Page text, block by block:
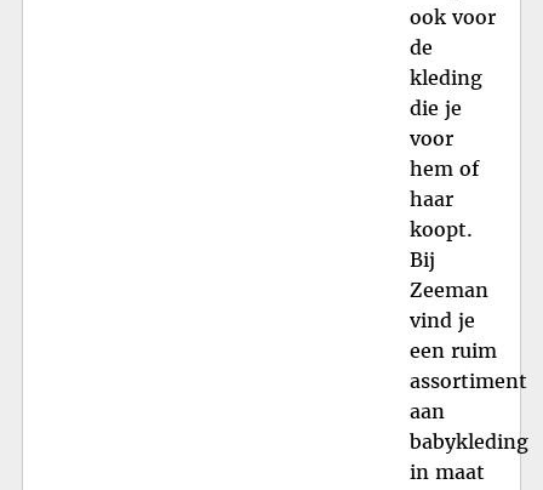
ook voor
de
kleding
die je
voor
hem of
haar
koopt.
Bij
Zeeman
vind je
een ruim
assortiment
aan
babykleding
in maat